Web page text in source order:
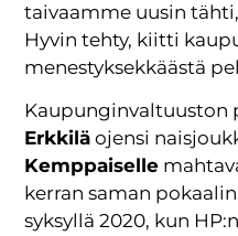
taivaamme uusin
Hyvin tehty, kiitti
menestyksekkäästä
Kaupunginvaltuuston
Erkkilä ojensi
Kemppaiselle
kerran saman
syksyllä 2020, kun